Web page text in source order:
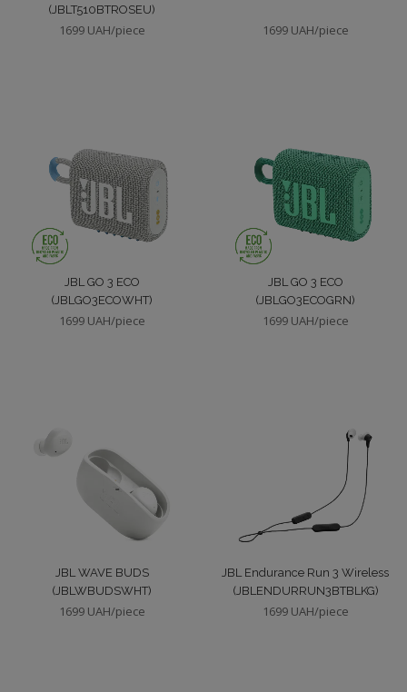
(JBLT510BTROSEU)
1699 UAH/piece 1699 UAH/piece
JBL GO 3 ECO
(JBLGO3ECOWHT)
1699 UAH/piece
JBL GO 3 ECO
(JBLGO3ECOGRN)
1699 UAH/piece
JBL WAVE BUDS
(JBLWBUDSWHT)
1699 UAH/piece
JBL Endurance Run 3 Wireless
(JBLENDURRUN3BTBLKG)
1699 UAH/piece